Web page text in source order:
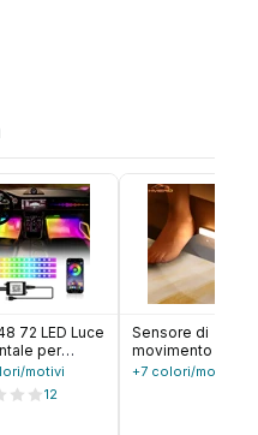
72 LED Luce
per
con USB
Remote
Control
motivi
12
Sensore di
movimento
a LED luci
+7 colori/motivi